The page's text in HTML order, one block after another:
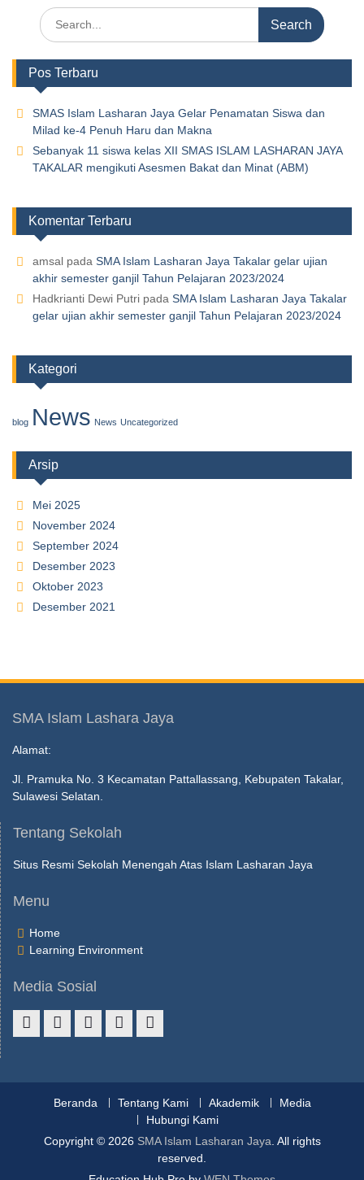
Pos Terbaru
SMAS Islam Lasharan Jaya Gelar Penamatan Siswa dan
Milad ke-4 Penuh Haru dan Makna
Sebanyak 11 siswa kelas XII SMAS ISLAM LASHARAN JAYA
TAKALAR mengikuti Asesmen Bakat dan Minat (ABM)
Komentar Terbaru
amsal pada SMA Islam Lasharan Jaya Takalar gelar ujian
akhir semester ganjil Tahun Pelajaran 2023/2024
Hadkrianti Dewi Putri pada SMA Islam Lasharan Jaya Takalar
gelar ujian akhir semester ganjil Tahun Pelajaran 2023/2024
Kategori
blog News News Uncategorized
Arsip
Mei 2025
November 2024
September 2024
Desember 2023
Oktober 2023
Desember 2021
SMA Islam Lashara Jaya
Alamat:
Jl. Pramuka No. 3 Kecamatan Pattallassang, Kebupaten Takalar,
Sulawesi Selatan.
Tentang Sekolah
Situs Resmi Sekolah Menengah Atas Islam Lasharan Jaya
Menu
Home
Learning Environment
Media Sosial
Beranda Tentang Kami Akademik
Media
Hubungi Kami
Copyright © 2026 SMA Islam Lasharan Jaya . All rights
reserved.